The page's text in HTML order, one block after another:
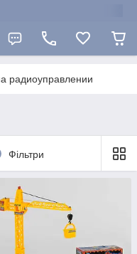
радиоуправлении
Фільтри